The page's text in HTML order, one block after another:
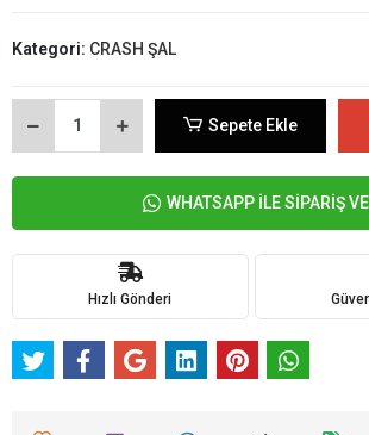
Kategori: CRASH ŞAL
Sepete Ekle
WHATSAPP İLE SİPARİŞ
Hızlı Gönderi